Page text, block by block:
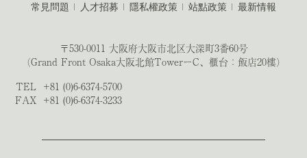
常見問題 人才招募 隱私權政策 站點政策 最新情報
〒530-0011 大阪府大阪市北区大深町3番60号
（Grand Front Osaka大阪北館TowerーC、櫃台：飯店20樓）
TEL +81 (0)6-6374-5700
FAX +81 (0)6-6374-3233